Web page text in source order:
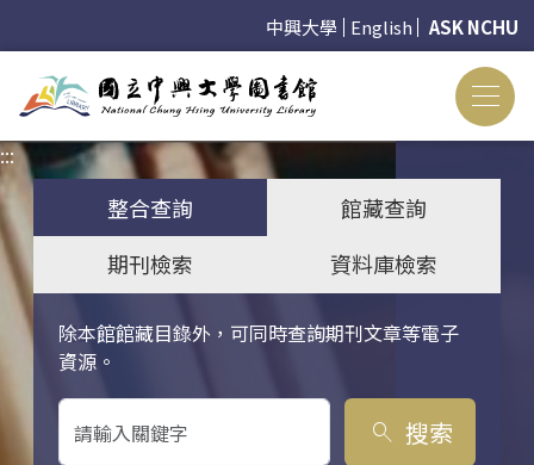
中興大學 English ASK NCHU
:::
整合查詢
館藏查詢
期刊檢索
資料庫檢索
除本館館藏目錄外，可同時查詢期刊文章等電子
資源。
關鍵字搜尋
search 搜索